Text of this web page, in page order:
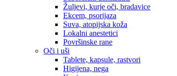
Žuljevi, kurje oči, bradavice
Ekcem, psorijaza
Suva, atopijska koža
Lokalni anestetici
Površinske rane
Oči i uši
Tablete, kapsule, rastvori
Higijena, nega